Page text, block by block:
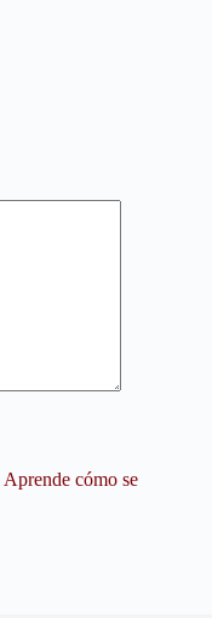
Aprende cómo se